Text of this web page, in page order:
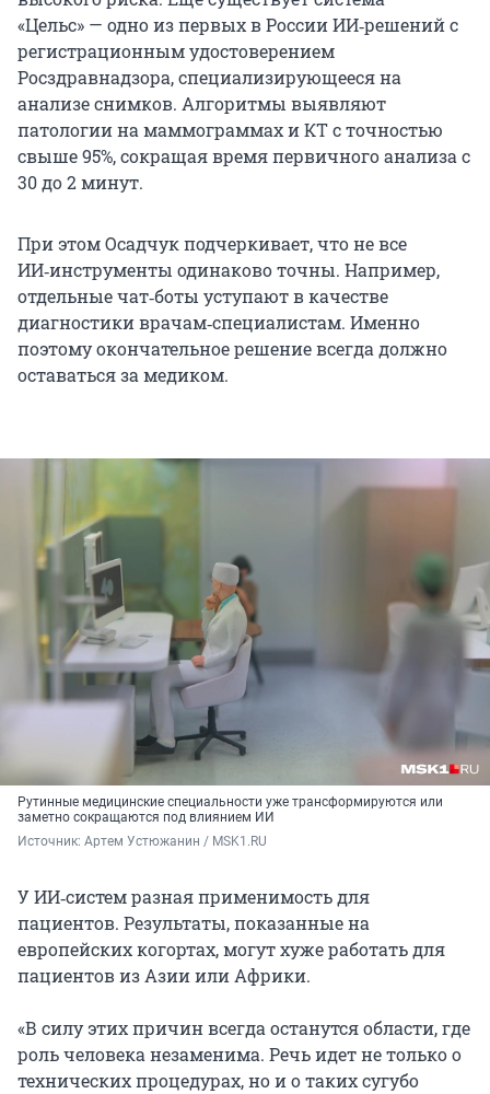
«Цельс» — одно из первых в России ИИ‑решений с
регистрационным удостоверением
Росздравнадзора, специализирующееся на
анализе снимков. Алгоритмы выявляют
патологии на маммограммах и КТ с точностью
свыше 95%, сокращая время первичного анализа с
30 до 2 минут.
При этом Осадчук подчеркивает, что не все
ИИ‑инструменты одинаково точны. Например,
отдельные чат‑боты уступают в качестве
диагностики врачам‑специалистам. Именно
поэтому окончательное решение всегда должно
оставаться за медиком.
Рутинные медицинские специальности уже трансформируются или
заметно сокращаются под влиянием ИИ
Источник: Артем Устюжанин / MSK1.RU
У ИИ‑систем разная применимость для
пациентов. Результаты, показанные на
европейских когортах, могут хуже работать для
пациентов из Азии или Африки.
«В силу этих причин всегда останутся области, где
роль человека незаменима. Речь идет не только о
технических процедурах, но и о таких сугубо